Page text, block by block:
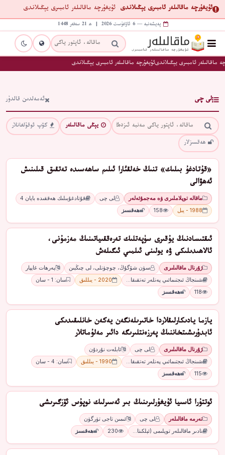
ئۇيغۇرچە ماقالىلەر ئامبىرى يېڭىلاندى ئۇيغۇرچە ماقالىلەر ئامبىرى يېڭىلاندى
پەيشەنبە — 6 ئاۋغۇست 2026 | ھ 21 سەفەر 1448
ماقالىلەر ئامبىرى يېڭىلاندىئۇيغۇرچە ماقالىلەر ئامبىرى يېڭىلاندى
لى چى ئەمەلدىن قالدۇر
يېڭى ماقالىلەر
كۆپ ئوقۇلغانلار
ھەقسىزلار
«قۇتادغۇ بىلىك» تنىڭ خەلقئارا ئىلىم ساھەسىدە تەتقىق قىلىنىش
ئەھۋالى
ماقالە توپلاملىرى ۋە مەجمۇئەلەر لى چى
قۇتادغۇبىلىك ھەققىدە بايان 4
1988 - يىل
158 ھەقسىز
ئىقتىسادنىڭ يۇقىرى سۈپەتلىك تەرەققىياتىنىڭ مەزمۇنى،
ئالاھىدىلىكى ۋە يولىنى ئىلمىي ئىگىلەش
ژۇرنال ماقالىلىرى سۈن شۆگۇڭ، چوچۈنلى، لى چىڭبىن
پەرھات غاپپار
شىنجاڭ ئىجتىمائىي پەنلەر تەتقىقا…
2020 - يىللىق
سان: 1 - سان
118
ھەقسىز
يازما يادىكارلىقلاردا خاتىرىلەنگەن يەكەن خانلىقىدىكى
ئابدۇرىشىتخاننىڭ پەرزەنتلىرىگە دائىر مەلۇماتلار
ژۇرنال ماقالىلىرى لى چى
ئابلەت نۇردۇن
شىنجاڭ ئىجتىمائىي پەنلەر تەتقىقا…
1990 - يىللىق
سان: 4 - سان
115
ھەقسىز
ئوتتۇرا ئاسىيا ئۇيغۇرلىرىنىڭ بىر ئەسىرلىك نوپۇس ئۆزگىرىشى
تەرمە ماقالىلەر لى چى
ئىمىن تاجى تۈرگۈن
نادىر ماقالىلەر توپلىمى (ئېلكىتا…
230 ھەقسىز